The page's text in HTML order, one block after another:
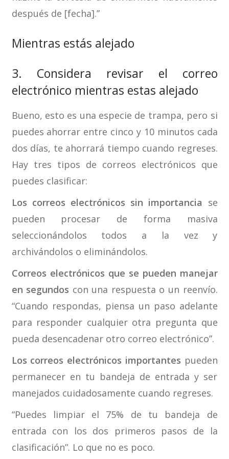
después de [fecha].”
Mientras estás alejado
3. Considera revisar el correo
electrónico mientras estas alejado
Bueno, esto es una especie de trampa, pero si
puedes ahorrar entre cinco y 10 minutos cada
dos días, te ahorrará tiempo cuando regreses.
Hay tres tipos de correos electrónicos que
puedes clasificar:
Los correos electrónicos sin importancia se
pueden procesar de forma masiva
seleccionándolos todos a la vez y
archivándolos o eliminándolos.
Correos electrónicos que se pueden manejar
en segundos con una respuesta o un reenvío.
“Cuando respondas, piensa un paso adelante
para responder cualquier otra pregunta que
pueda desencadenar otro correo electrónico”.
Los correos electrónicos importantes pueden
permanecer en tu bandeja de entrada y ser
manejados cuidadosamente cuando regreses.
“Puedes limpiar el 75% de tu bandeja de
entrada con los dos primeros pasos de la
clasificación”. Lo que no es poco.